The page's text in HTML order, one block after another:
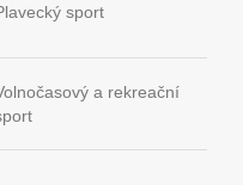
sport
a rekreační